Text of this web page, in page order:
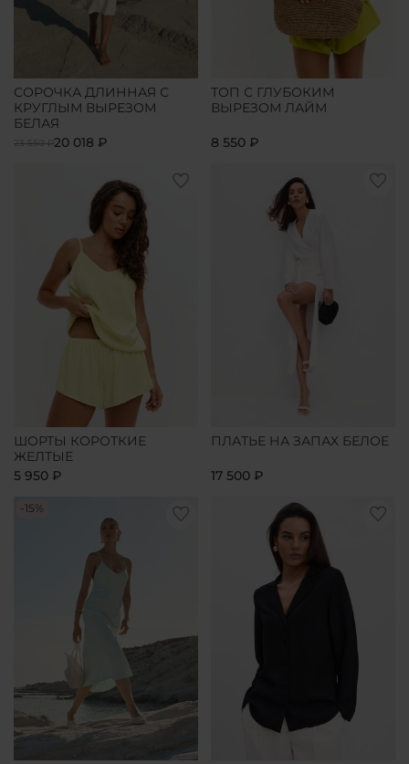
СОРОЧКА ДЛИННАЯ С
КРУГЛЫМ ВЫРЕЗОМ
БЕЛАЯ
23 550 ₽20 018 ₽
ТОП С ГЛУБОКИМ
ВЫРЕЗОМ ЛАЙМ
8 550 ₽
ШОРТЫ КОРОТКИЕ
ЖЕЛТЫЕ
5 950 ₽
ПЛАТЬЕ НА ЗАПАХ БЕЛОЕ
17 500 ₽
-15%